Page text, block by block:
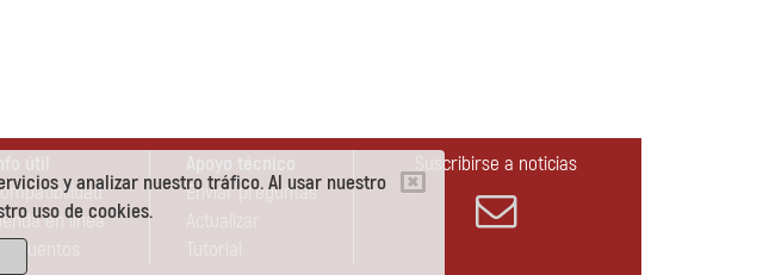
y analizar nuestro tráfico. Al usar nuestro
uso de cookies.
en línea
Descuentos
Enviar preguntas
Suscribirse a noticias